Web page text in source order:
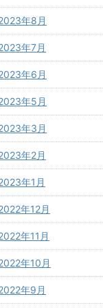
年8月
年7月
年6月
年5月
年3月
年2月
年1月
年12月
年11月
年10月
年9月